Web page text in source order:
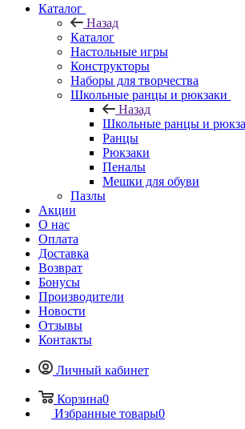
Каталог
Назад
Каталог
Настольные игры
Конструкторы
Наборы для творчества
Школьные ранцы и рюкзаки
Назад
Школьные ранцы и
Ранцы
Рюкзаки
Пеналы
Мешки для обуви
Пазлы
Акции
О нас
Оплата
Доставка
Возврат
Бонусы
Производители
Новости
Отзывы
Контакты
Личный кабинет
Корзина0
Избранные товары0